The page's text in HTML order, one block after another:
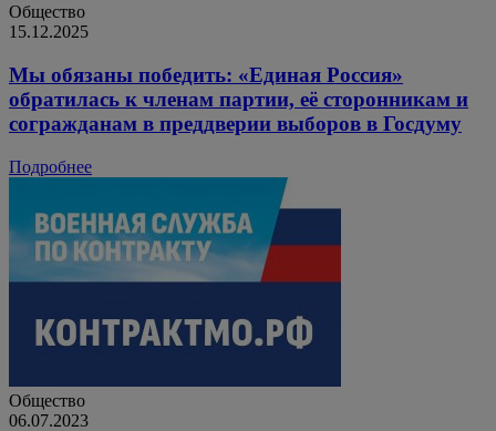
Общество
15.12.2025
Мы обязаны победить: «Единая Россия»
обратилась к членам партии, её сторонникам и
согражданам в преддверии выборов в Госдуму
Подробнее
Общество
06.07.2023